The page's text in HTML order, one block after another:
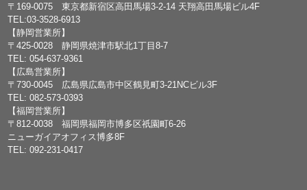
〒169-0075 東京都新宿区高田馬場3-2-14 天翔高田馬場ビル4F
TEL:03-3528-6913
【静岡営業所】
〒425-0028 静岡県焼津市駅北1丁目8-7
TEL: 054-637-9361
【広島営業所】
〒730-0045 広島県広島市中区鶴見町3-21NCビル3F
TEL: 082-573-0393
【福岡営業所】
〒812-0038 福岡県福岡市博多区祇園町6-26
ニューガイアオフィス博多8F
TEL: 092-231-0417